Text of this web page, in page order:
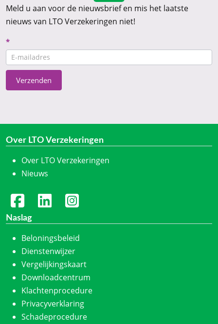
Meld u aan voor de nieuwsbrief en mis het laatste
nieuws van LTO Verzekeringen niet!
Nieuwsbrief
CTA
*
Verzenden
Over LTO Verzekeringen
Over LTO Verzekeringen
Nieuws
Naslag
Beloningsbeleid
Dienstenwijzer
Vergelijkingskaart
Downloadcentrum
Klachtenprocedure
Privacyverklaring
Schadeprocedure